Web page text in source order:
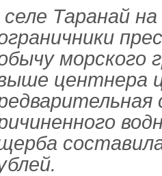
Таранай
морского
центнера